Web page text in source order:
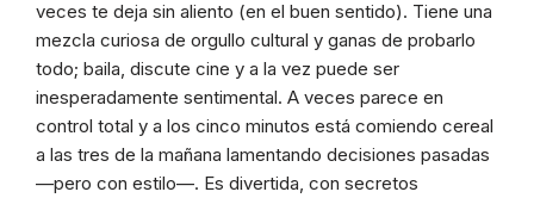
veces te deja sin aliento (en el buen sentido). Tiene una
mezcla curiosa de orgullo cultural y ganas de probarlo
todo; baila, discute cine y a la vez puede ser
inesperadamente sentimental. A veces parece en
control total y a los cinco minutos está comiendo cereal
a las tres de la mañana lamentando decisiones pasadas
—pero con estilo—. Es divertida, con secretos